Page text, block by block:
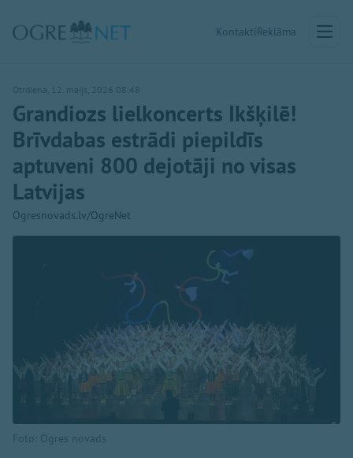
KontaktiReklāma
Otrdiena, 12. maijs, 2026 08:48
Grandiozs lielkoncerts Ikšķilē!
Brīvdabas estrādi piepildīs
aptuveni 800 dejotāji no visas
Latvijas
Ogresnovads.lv/OgreNet
Foto: Ogres novads